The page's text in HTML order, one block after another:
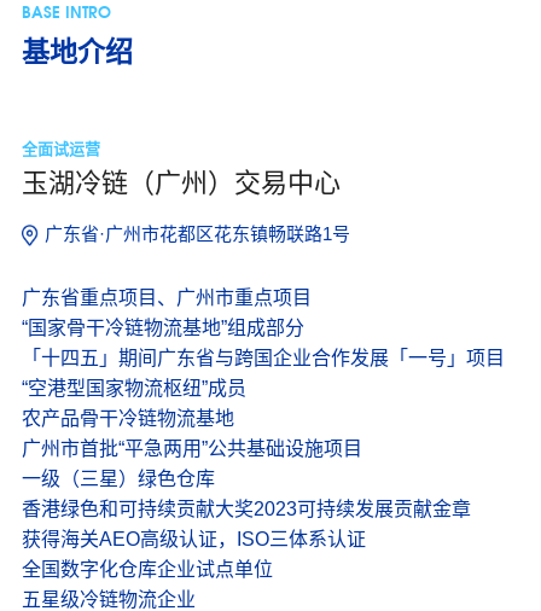
BASE INTRO
基地介绍
全面试运营
玉湖冷链（广州）交易中心
广东省·广州市花都区花东镇畅联路1号
广东省重点项目、广州市重点项目
“国家骨干冷链物流基地”组成部分
「十四五」期间广东省与跨国企业合作发展「一号」项目
“空港型国家物流枢纽”成员
农产品骨干冷链物流基地
广州市首批“平急两用”公共基础设施项目
一级（三星）绿色仓库
香港绿色和可持续贡献大奖2023可持续发展贡献金章
获得海关AEO高级认证，ISO三体系认证
全国数字化仓库企业试点单位
五星级冷链物流企业